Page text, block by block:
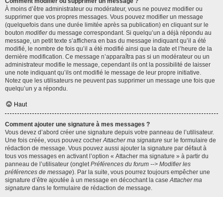
À moins d’être administrateur ou modérateur, vous ne pouvez modifier ou
supprimer que vos propres messages. Vous pouvez modifier un message
(quelquefois dans une durée limitée après sa publication) en cliquant sur le
bouton modifierdu message correspondant. Si quelqu’un a déjà répondu au
message, un petit texte s’affichera en bas du message indiquant qu’il a été
modifié, le nombre de fois qu’il a été modifié ainsi que la date et l’heure de la
dernière modification. Ce message n’apparaîtra pas si un modérateur ou un
administrateur modifie le message, cependant ils ont la possibilité de laisser
une note indiquant qu’ils ont modifié le message de leur propre initiative.
Notez que les utilisateurs ne peuvent pas supprimer un message une fois que
quelqu’un y a répondu.
Haut
Comment ajouter une signature à mes messages ?
Vous devez d’abord créer une signature depuis votre panneau de l’utilisateur.
Une fois créée, vous pouvez cocherAttacher ma signature sur le formulaire de
rédaction de message. Vous pouvez aussi ajouter la signature par défaut à
tous vos messages en activant l’option « Attacher ma signature » à partir du
panneau de l’utilisateur (ongletPréférences du forum --> Modifier les
préférences de message). Par la suite, vous pourrez toujours empêcher une
signature d’être ajoutée à un message en décochant la caseAttacher ma
signature dans le formulaire de rédaction de message.